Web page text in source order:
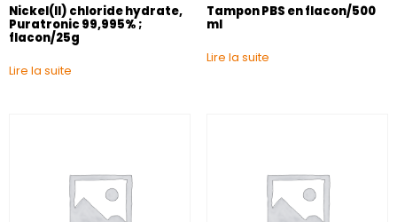
Nickel(II) chloride hydrate,
Puratronic 99,995% ;
flacon/25g
Lire la suite
Tampon PBS en flacon/500
ml
Lire la suite